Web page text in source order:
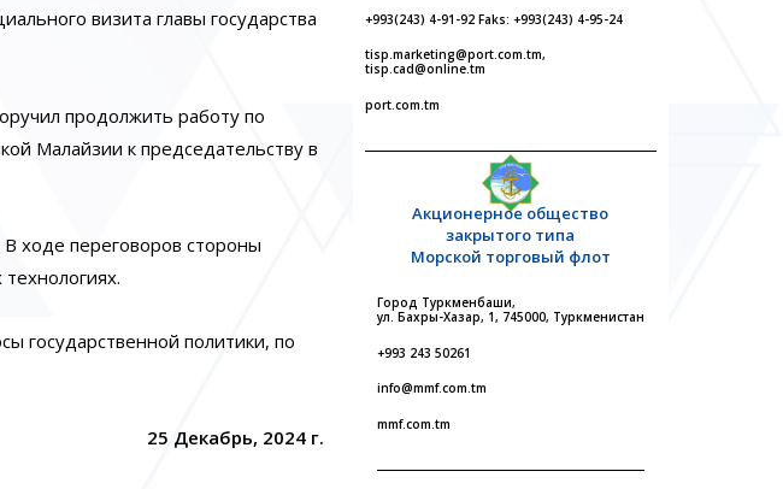
визита главы государства
продолжить работу по
Малайзии к председательству в
ходе переговоров стороны
государственной политики, по
25 Декабрь, 2024 г.
+993(243) 4-91-92 Faks: +993(243) 4-95-24
tisp.marketing@port.com.tm,
tisp.cad@online.tm
port.com.tm
Акционерное общество
закрытого типа
Морской торговый флот
Город Туркменбаши,
ул. Бахры-Хазар, 1, 745000, Туркменистан
+993 243 50261
info@mmf.com.tm
mmf.com.tm